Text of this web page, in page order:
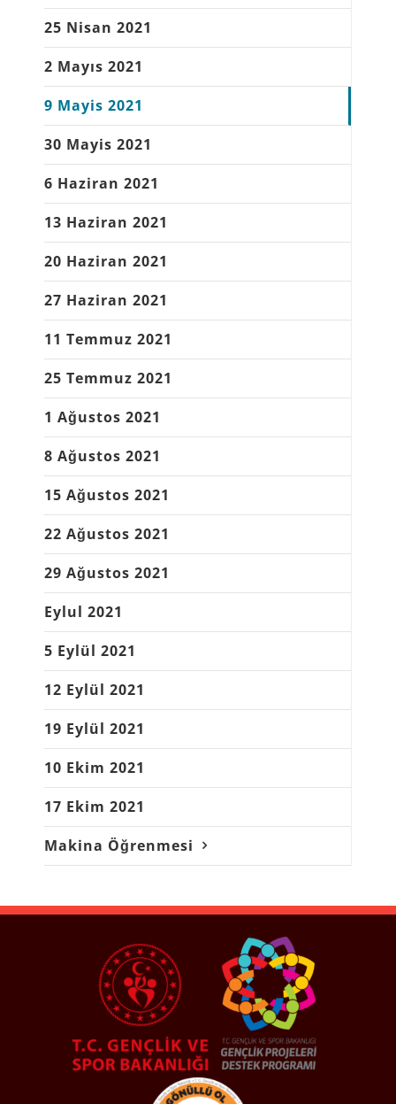
25 Nisan 2021
2 Mayıs 2021
9 Mayis 2021
30 Mayis 2021
6 Haziran 2021
13 Haziran 2021
20 Haziran 2021
27 Haziran 2021
11 Temmuz 2021
25 Temmuz 2021
1 Ağustos 2021
8 Ağustos 2021
15 Ağustos 2021
22 Ağustos 2021
29 Ağustos 2021
Eylul 2021
5 Eylül 2021
12 Eylül 2021
19 Eylül 2021
10 Ekim 2021
17 Ekim 2021
Makina Öğrenmesi